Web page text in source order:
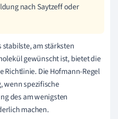
nach Saytzeff oder
am stärksten
gewünscht ist, bietet die
Richtlinie. Die Hofmann-Regel
wenn spezifische
des am wenigsten
machen.